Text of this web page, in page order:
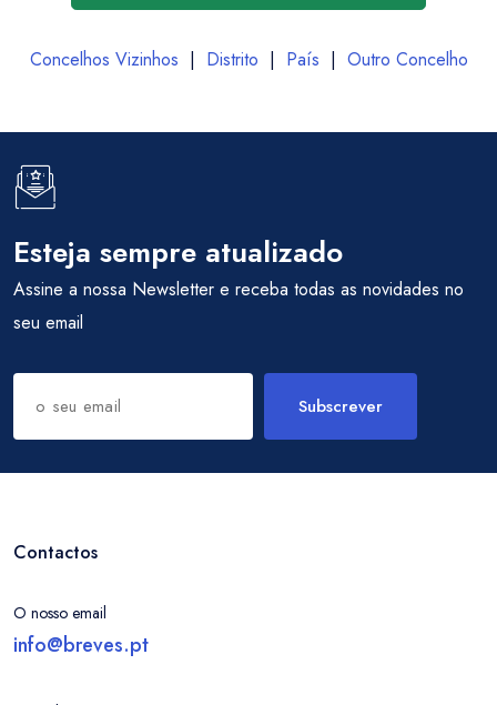
Concelhos Vizinhos | Distrito | País | Outro Concelho
Esteja sempre atualizado
Assine a nossa Newsletter e receba todas as novidades no
seu email
Subscrever
Contactos
O nosso email
info@breves.pt